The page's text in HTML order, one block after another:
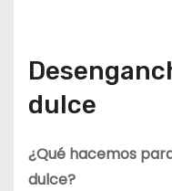
dulce
¿Qué hacemos
dulce?